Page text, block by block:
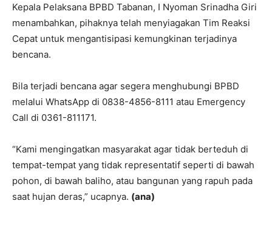
Kepala Pelaksana BPBD Tabanan, I Nyoman Srinadha Giri
menambahkan, pihaknya telah menyiagakan Tim Reaksi
Cepat untuk mengantisipasi kemungkinan terjadinya
bencana.
Bila terjadi bencana agar segera menghubungi BPBD
melalui WhatsApp di 0838-4856-8111 atau Emergency
Call di 0361-811171.
“Kami mengingatkan masyarakat agar tidak berteduh di
tempat-tempat yang tidak representatif seperti di bawah
pohon, di bawah baliho, atau bangunan yang rapuh pada
saat hujan deras,” ucapnya. (ana)